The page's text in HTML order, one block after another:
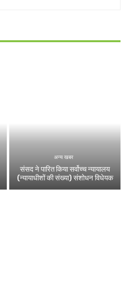
अन्य खबर
संसद ने पारित किया सर्वोच्च न्यायालय
(न्यायाधीशों की संख्या) संशोधन विधेयक